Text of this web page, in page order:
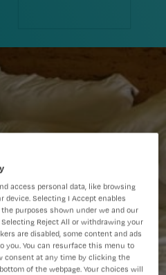
access personal data, like browsing
device. Selecting I Accept enables
purposes shown under we and our
Reject All or withdrawing your
are disabled, some content and ads
you. You can resurface this menu to
consent at any time by clicking the
of the webpage. Your choices will